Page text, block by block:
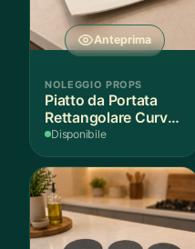
Anteprima
NOLEGGIO PROPS
Piatto da Portata
Rettangolare Curvo
Bianco
Disponibile